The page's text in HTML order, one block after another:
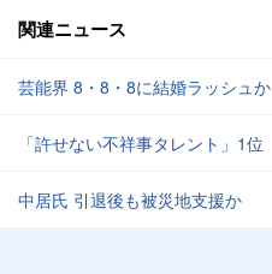
関連ニュース
芸能界 8・8・8に結婚ラッシュか
「許せない不祥事タレント」1位
中居氏 引退後も被災地支援か